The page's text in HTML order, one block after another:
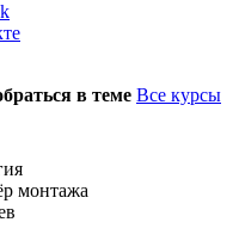
в теме Все курсы
монтажа